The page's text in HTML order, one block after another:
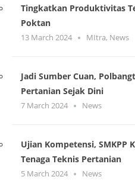
Tingkatkan Produktivitas
Poktan
13 March 2024 MItra, News
Jadi Sumber Cuan,
Pertanian Sejak Dini
7 March 2024 News
Ujian Kompetensi, SMKPP
Tenaga Teknis Pertanian
5 March 2024 News